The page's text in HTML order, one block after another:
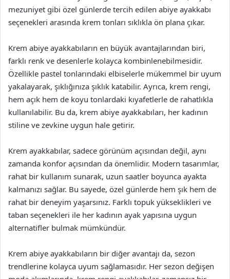
mezuniyet gibi özel günlerde tercih edilen abiye ayakkabı
seçenekleri arasında krem tonları sıklıkla ön plana çıkar.
Krem abiye ayakkabıların en büyük avantajlarından biri,
farklı renk ve desenlerle kolayca kombinlenebilmesidir.
Özellikle pastel tonlarındaki elbiselerle mükemmel bir uyum
yakalayarak, şıklığınıza şıklık katabilir. Ayrıca, krem rengi,
hem açık hem de koyu tonlardaki kıyafetlerle de rahatlıkla
kullanılabilir. Bu da, krem abiye ayakkabıları, her kadının
stiline ve zevkine uygun hale getirir.
Krem ayakkabılar, sadece görünüm açısından değil, aynı
zamanda konfor açısından da önemlidir. Modern tasarımlar,
rahat bir kullanım sunarak, uzun saatler boyunca ayakta
kalmanızı sağlar. Bu sayede, özel günlerde hem şık hem de
rahat bir deneyim yaşarsınız. Farklı topuk yükseklikleri ve
taban seçenekleri ile her kadının ayak yapısına uygun
alternatifler bulmak mümkündür.
Krem abiye ayakkabıların bir diğer avantajı da, sezon
trendlerine kolayca uyum sağlamasıdır. Her sezon değişen